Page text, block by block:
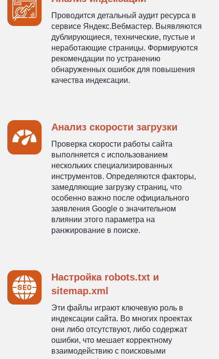
Проводится детальный аудит ресурса в
сервисе Яндекс.Вебмастер. Выявляются
дублирующиеся, технические, пустые и
неработающие страницы. Формируются
рекомендации по устранению
обнаруженных ошибок для повышения
качества индексации.
Анализ скорости загрузки
Проверка скорости работы сайта
выполняется с использованием
нескольких специализированных
инструментов. Определяются факторы,
замедляющие загрузку страниц, что
особенно важно после официального
заявления Google о значительном
влиянии этого параметра на
ранжирование в поиске.
Настройка robots.txt и
sitemap.xml
Эти файлы играют ключевую роль в
индексации сайта. Во многих проектах
они либо отсутствуют, либо содержат
ошибки, что мешает корректному
взаимодействию с поисковыми